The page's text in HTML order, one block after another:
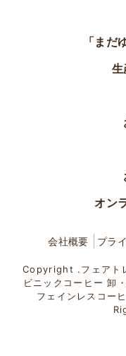
「まだ
生
オン
会社概要 プラ
Copyright .フェアト
ビニックコーヒー 卸
フェインレスコー